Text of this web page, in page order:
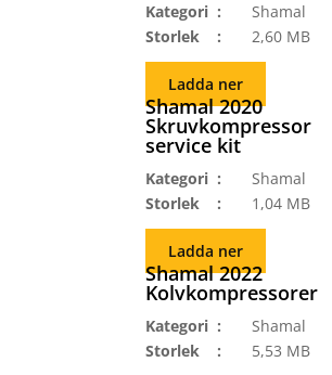
Kategori
Shamal
Storlek
2,60 MB
Ladda ner
Shamal 2020
Skruvkompressor
service kit
Kategori
Shamal
Storlek
1,04 MB
Ladda ner
Shamal 2022
Kolvkompressorer
Kategori
Shamal
Storlek
5,53 MB